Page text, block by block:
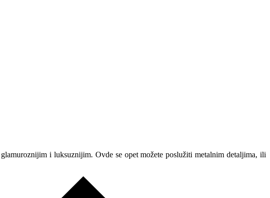
i luksuznijim. Ovde se opet možete poslužiti metalnim detaljima, ili